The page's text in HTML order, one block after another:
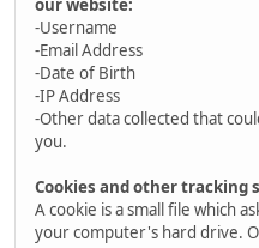
our website:
-Username
-Email Address
-Date of Birth
-IP Address
-Other data collected that
you.
Cookies and other tracking
A cookie is a small file which
your computer's hard drive.